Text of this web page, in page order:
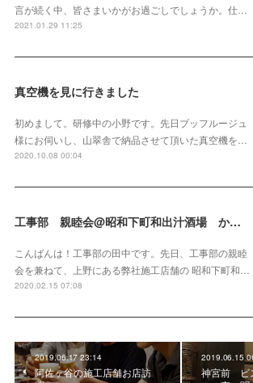
言が続く中、皆さまいかがお過ごしでしょうか。仕…
2021.01.29 11:25
真空機を見に行きました
初めまして。研修中の小野です。先日ブッフルージュ
様にお伺いし、山翠舎で納品させて頂いた真空機を…
2020.10.08 00:04
工事部 親睦会@昭和下町和出汁酒場 かんけり
こんばんは！工事部の田中です。先日、工事部の親睦
会を兼ねて、上野にある弊社施工店舗の 昭和下町和…
2020.02.15 07:08
2019.06.17 23:14
阿佐ヶ谷の施工店舗お店訪
2019.06.15
神宮前 ビ